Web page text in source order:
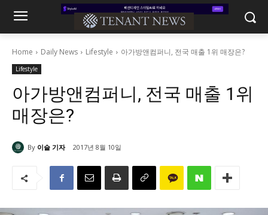
Home Daily News Lifestyle 아가방앤컴퍼니, 전국 매출 1위 매장은?
Lifestyle
아가방앤컴퍼니, 전국 매출 1위
매장은?
By 이슬 기자 2017년 8월 10일